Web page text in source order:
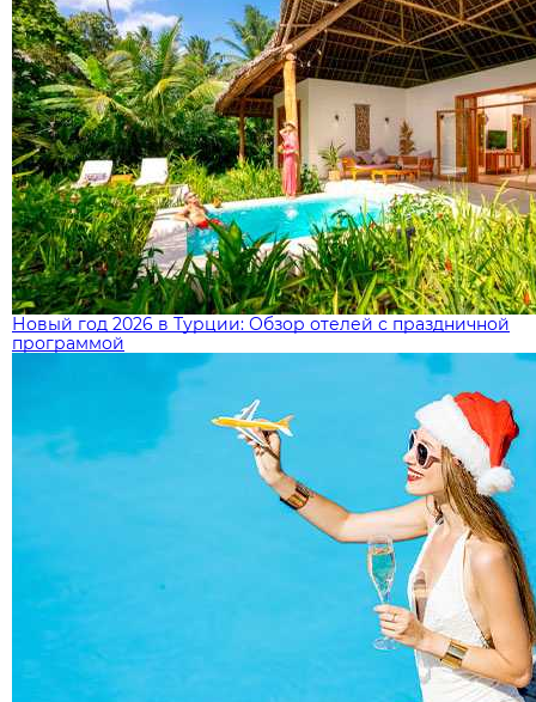
Новый год 2026 в Турции: Обзор отелей с праздничной
программой